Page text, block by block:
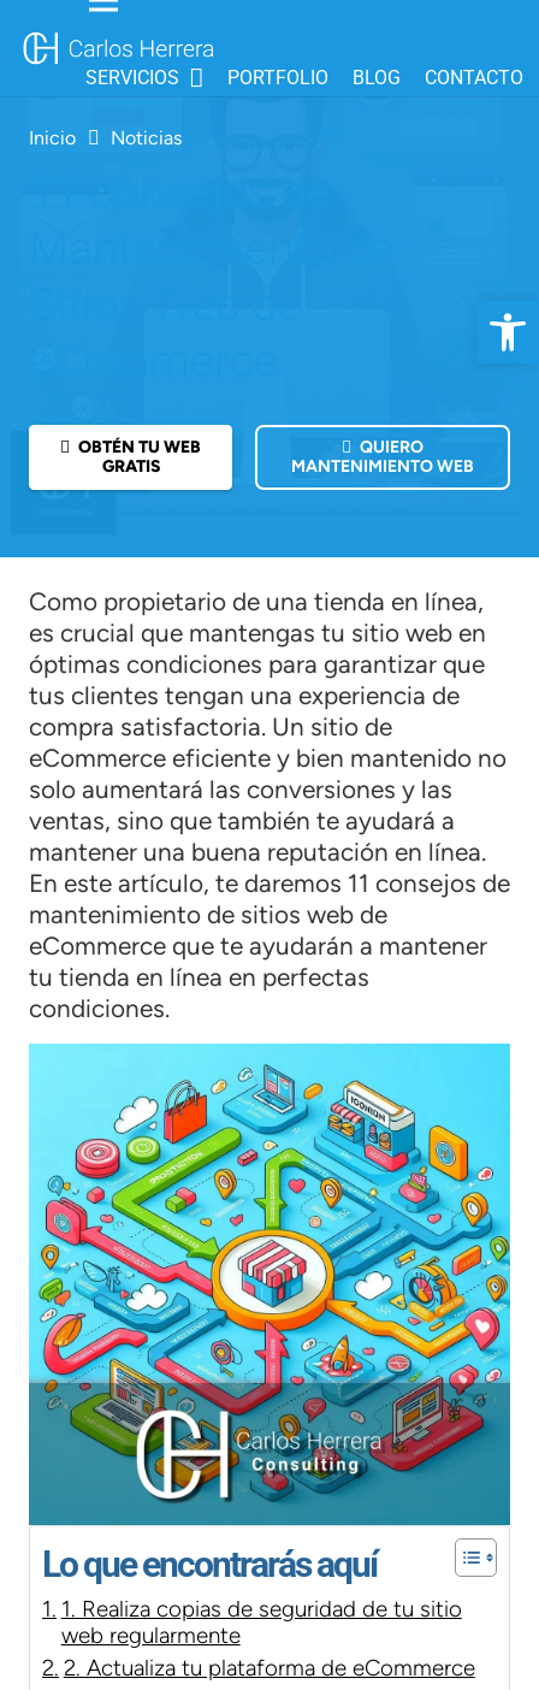
SERVICIOS PORTFOLIO BLOG CONTACTO
Inicio Noticias
OBTÉN TU WEB
GRATIS
QUIERO
MANTENIMIENTO WEB
Como propietario de una tienda en línea,
es crucial que mantengas tu sitio web en
óptimas condiciones para garantizar que
tus clientes tengan una experiencia de
compra satisfactoria. Un sitio de
eCommerce eficiente y bien mantenido no
solo aumentará las conversiones y las
ventas, sino que también te ayudará a
mantener una buena reputación en línea.
En este artículo, te daremos 11 consejos de
mantenimiento de sitios web de
eCommerce que te ayudarán a mantener
tu tienda en línea en perfectas
condiciones.
Lo que encontrarás aquí
1. Realiza copias de seguridad de tu sitio
web regularmente
2. Actualiza tu plataforma de eCommerce
Abrir